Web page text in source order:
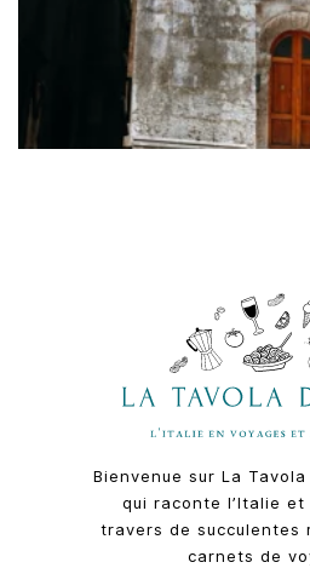
Bienvenue sur La
qui raconte l’Italie
travers de succulentes
carnets de